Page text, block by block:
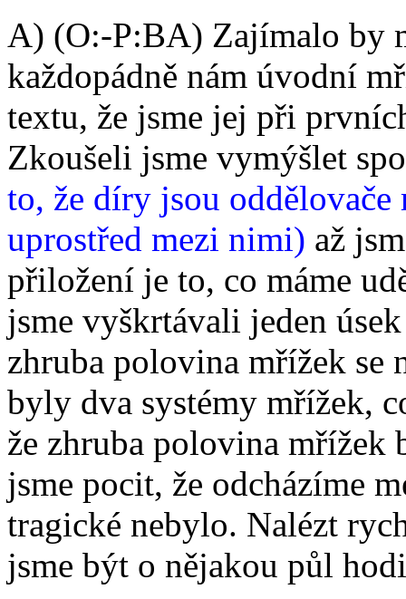
A) (O:-P:BA) Zajímalo by
každopádně nám úvodní
textu, že jsme jej při
Zkoušeli jsme vymýšlet
to, že díry jsou
uprostřed mezi nimi) až
přiložení je to, co máme
jsme vyškrtávali jeden
zhruba polovina mřížek se
byly dva systémy mřížek,
že zhruba polovina
jsme pocit, že odcházíme
tragické nebylo. Nalézt
jsme být o nějakou půl